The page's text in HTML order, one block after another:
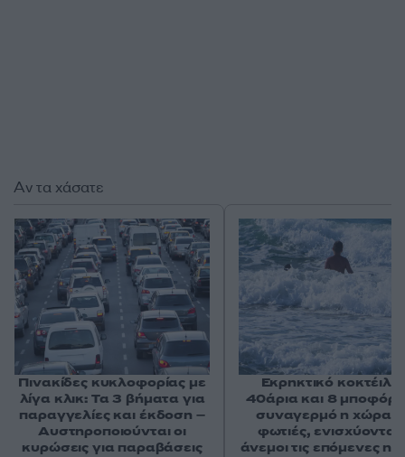
Αν τα χάσατε
Πινακίδες κυκλοφορίας με
λίγα κλικ: Τα 3 βήματα για
παραγγελίες και έκδοση –
Αυστηροποιούνται οι
κυρώσεις για παραβάσεις
Εκρηκτικό κοκτέιλ
40άρια και 8 μποφόρ
συναγερμό η χώρα
φωτιές, ενισχύονται
άνεμοι τις επόμενες